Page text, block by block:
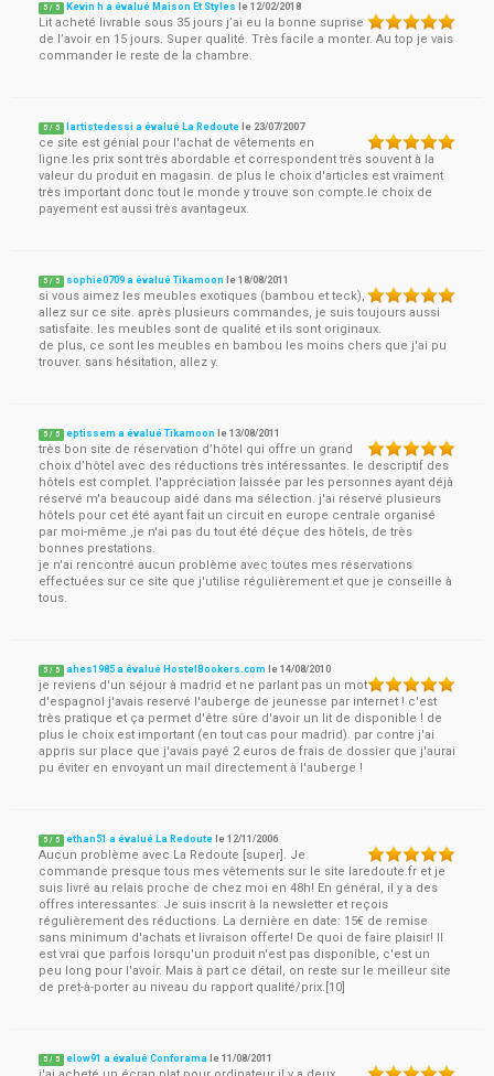
5 / 5 Kevin h a évalué Maison Et Styles le12/02/2018
Lit acheté livrable sous 35 jours j’ai eu la bonne suprise
de l’avoir en 15 jours. Super qualité. Très facile a monter. Au top je vais
commander le reste de la chambre.
5 / 5 lartistedessi a évalué La Redoute le 23/07/2007
ce site est génial pour l'achat de vêtements en
ligne.les prix sont très abordable et correspondent très souvent à la
valeur du produit en magasin. de plus le choix d'articles est vraiment
très important donc tout le monde y trouve son compte.le choix de
payement est aussi très avantageux.
5 / 5 sophie0709 a évalué Tikamoon le18/08/2011
si vous aimez les meubles exotiques (bambou et teck),
allez sur ce site. après plusieurs commandes, je suis toujours aussi
satisfaite. les meubles sont de qualité et ils sont originaux.
de plus, ce sont les meubles en bambou les moins chers que j'ai pu
trouver. sans hésitation, allez y.
5 / 5 eptissem a évalué Tikamoon le13/08/2011
très bon site de réservation d’hôtel qui offre un grand
choix d’hôtel avec des réductions très intéressantes. le descriptif des
hôtels est complet. l'appréciation laissée par les personnes ayant déjà
réservé m'a beaucoup aidé dans ma sélection. j'ai réservé plusieurs
hôtels pour cet été ayant fait un circuit en europe centrale organisé
par moi-même ,je n'ai pas du tout été déçue des hôtels, de très
bonnes prestations.
je n'ai rencontré aucun problème avec toutes mes réservations
effectuées sur ce site que j'utilise régulièrement et que je conseille à
tous.
5 / 5 ahes1985 a évalué HostelBookers.com le14/08/2010
je reviens d'un séjour à madrid et ne parlant pas un mot
d'espagnol j'avais reservé l'auberge de jeunesse par internet ! c'est
très pratique et ça permet d'être sûre d'avoir un lit de disponible ! de
plus le choix est important (en tout cas pour madrid). par contre j'ai
appris sur place que j'avais payé 2 euros de frais de dossier que j'aurai
pu éviter en envoyant un mail directement à l'auberge !
5 / 5 ethan51 a évalué La Redoute le12/11/2006
Aucun problème avec La Redoute [super]. Je
commande presque tous mes vêtements sur le site laredoute.fr et je
suis livré au relais proche de chez moi en 48h! En général, il y a des
offres interessantes. Je suis inscrit à la newsletter et reçois
régulièrement des réductions. La dernière en date: 15€ de remise
sans minimum d'achats et livraison offerte! De quoi de faire plaisir! Il
est vrai que parfois lorsqu'un produit n'est pas disponible, c'est un
peu long pour l'avoir. Mais à part ce détail, on reste sur le meilleur site
de pret-à-porter au niveau du rapport qualité/prix.[10]
5 / 5 elow91 a évalué Conforama le11/08/2011